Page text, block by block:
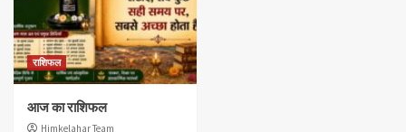
राशिफल
आज का राशिफल
Himkelahar Team